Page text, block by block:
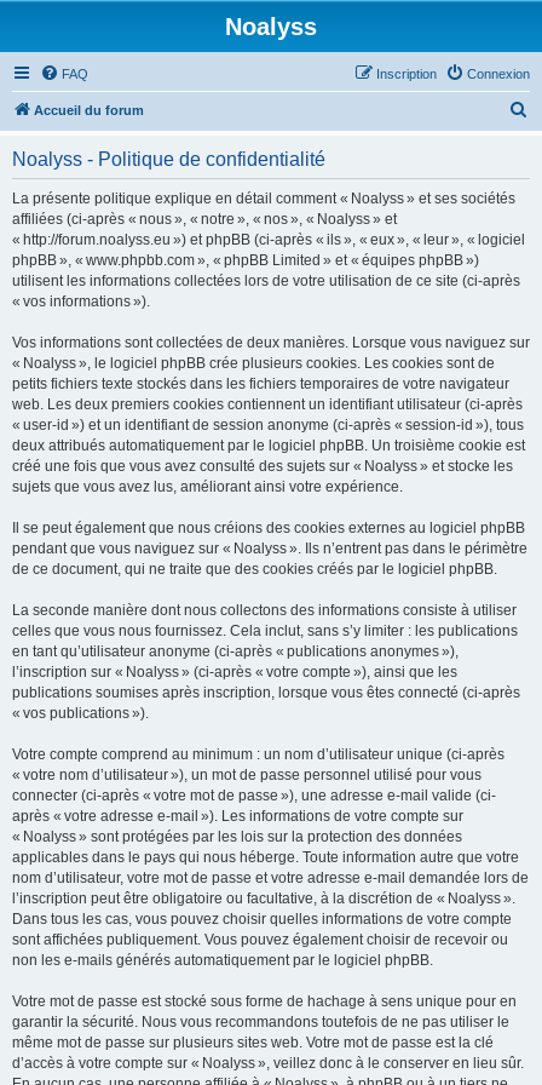
Noalyss
FAQ Connexion
Inscription
Accueil du forum
e
Noalyss - Politique de confidentialité
La présente politique explique en détail comment « Noalyss » et ses sociétés
affiliées (ci-après « nous », « notre », « nos », « Noalyss » et
« http://forum.noalyss.eu ») et phpBB (ci-après « ils », « eux », « leur », « logiciel
phpBB », « www.phpbb.com », « phpBB Limited » et « équipes phpBB »)
utilisent les informations collectées lors de votre utilisation de ce site (ci-après
« vos informations »).
Vos informations sont collectées de deux manières. Lorsque vous naviguez sur
« Noalyss », le logiciel phpBB crée plusieurs cookies. Les cookies sont de
petits fichiers texte stockés dans les fichiers temporaires de votre navigateur
web. Les deux premiers cookies contiennent un identifiant utilisateur (ci-après
« user-id ») et un identifiant de session anonyme (ci-après « session-id »), tous
deux attribués automatiquement par le logiciel phpBB. Un troisième cookie est
créé une fois que vous avez consulté des sujets sur « Noalyss » et stocke les
sujets que vous avez lus, améliorant ainsi votre expérience.
Il se peut également que nous créions des cookies externes au logiciel phpBB
pendant que vous naviguez sur « Noalyss ». Ils n’entrent pas dans le périmètre
de ce document, qui ne traite que des cookies créés par le logiciel phpBB.
La seconde manière dont nous collectons des informations consiste à utiliser
celles que vous nous fournissez. Cela inclut, sans s’y limiter : les publications
en tant qu’utilisateur anonyme (ci-après « publications anonymes »),
l’inscription sur « Noalyss » (ci-après « votre compte »), ainsi que les
publications soumises après inscription, lorsque vous êtes connecté (ci-après
« vos publications »).
Votre compte comprend au minimum : un nom d’utilisateur unique (ci-après
« votre nom d’utilisateur »), un mot de passe personnel utilisé pour vous
connecter (ci-après « votre mot de passe »), une adresse e-mail valide (ci-
après « votre adresse e-mail »). Les informations de votre compte sur
« Noalyss » sont protégées par les lois sur la protection des données
applicables dans le pays qui nous héberge. Toute information autre que votre
nom d’utilisateur, votre mot de passe et votre adresse e-mail demandée lors de
l’inscription peut être obligatoire ou facultative, à la discrétion de « Noalyss ».
Dans tous les cas, vous pouvez choisir quelles informations de votre compte
sont affichées publiquement. Vous pouvez également choisir de recevoir ou
non les e-mails générés automatiquement par le logiciel phpBB.
Votre mot de passe est stocké sous forme de hachage à sens unique pour en
garantir la sécurité. Nous vous recommandons toutefois de ne pas utiliser le
même mot de passe sur plusieurs sites web. Votre mot de passe est la clé
d’accès à votre compte sur « Noalyss », veillez donc à le conserver en lieu sûr.